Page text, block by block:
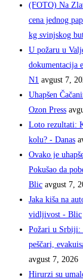
(FOTO) Na
cena jednog
kg svinjskog
U požaru u
dokumentacija
N1 avgust 7,
Uhapšen
Ozon Press
Loto rezultati:
kolu? - Danas
Ovako je
Pokušao da
Blic avgust 7,
Jaka kiša na
vidljivost - Blic
Požari u Srbiji:
peščari,
avgust 7, 2026
Hirurzi su